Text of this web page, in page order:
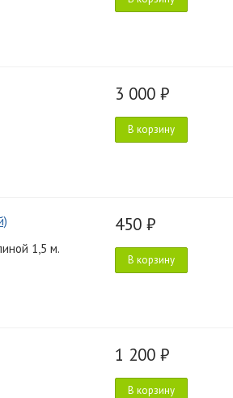
3 000 ₽
В корзину
1,5 м.
450 ₽
В корзину
1 200 ₽
В корзину